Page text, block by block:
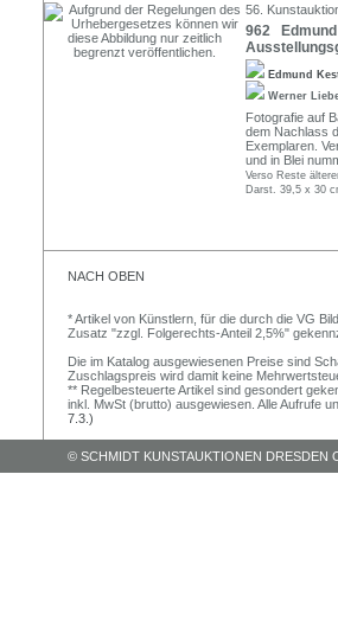
56.
962 Edmund
Edmund
Werner
Fotografie auf
dem Nachlass
Exemplaren.
und in Blei
Verso Reste
Darst. 39,5 x 30
NACH OBEN
* Artikel von Künstlern, für die durch die VG
Zusatz "zzgl. Folgerechts-Anteil 2,5%"
Die im Katalog ausgewiesenen Preise sind
Zuschlagspreis wird damit keine
** Regelbesteuerte Artikel sind gesondert
inkl. MwSt (brutto) ausgewiesen. Alle Aufrufe
7.3.)
© SCHMIDT KUNSTAUKTIONEN DRESDEN